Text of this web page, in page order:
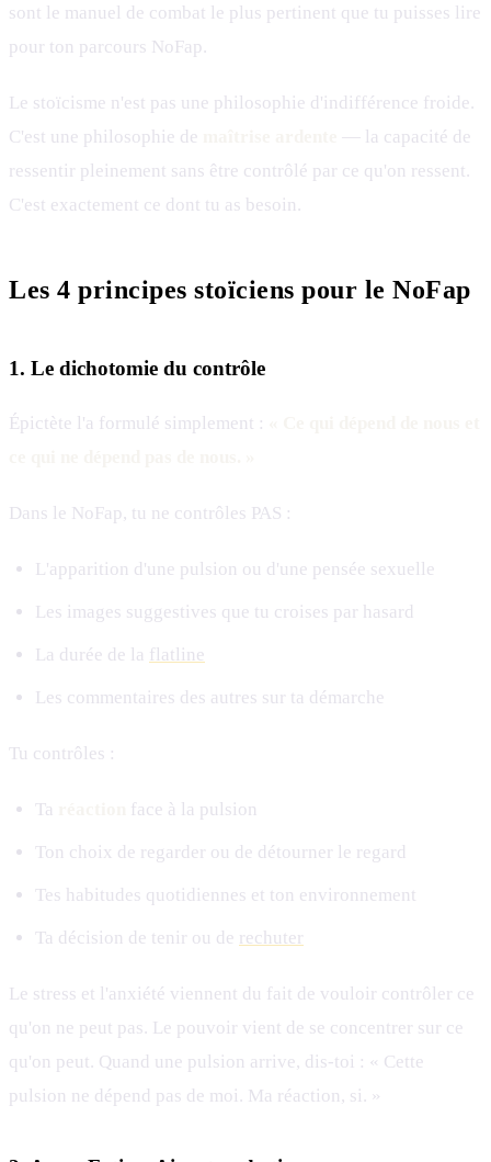
sont le manuel de combat le plus pertinent que tu puisses lire
pour ton parcours NoFap.
Le stoïcisme n'est pas une philosophie d'indifférence froide.
C'est une philosophie de
— la capacité de
ressentir pleinement sans être contrôlé par ce qu'on ressent.
C'est exactement ce dont tu as besoin.
Les 4 principes stoïciens pour le NoFap
1. Le dichotomie du contrôle
Épictète l'a formulé simplement :
Dans le NoFap, tu ne contrôles PAS :
L'apparition d'une pulsion ou d'une pensée sexuelle
Les images suggestives que tu croises par hasard
La durée de la flatline
Les commentaires des autres sur ta démarche
Tu contrôles :
Ta face à la pulsion
Ton choix de regarder ou de détourner le regard
Tes habitudes quotidiennes et ton environnement
Ta décision de tenir ou de rechuter
Le stress et l'anxiété viennent du fait de vouloir contrôler ce
qu'on ne peut pas. Le pouvoir vient de se concentrer sur ce
qu'on peut. Quand une pulsion arrive, dis-toi : « Cette
pulsion ne dépend pas de moi. Ma réaction, si. »